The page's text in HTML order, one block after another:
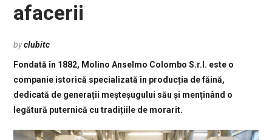
afacerii
byclubitc
Fondată în 1882, Molino Anselmo Colombo S.r.l. este o
companie istorică specializată în producția de făină,
dedicată de generații meșteșugului său și menținând o
legătură puternică cu tradițiile de morarit.